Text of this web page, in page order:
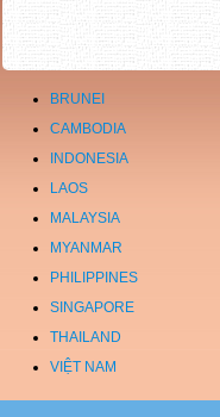
BRUNEI
CAMBODIA
INDONESIA
LAOS
MALAYSIA
MYANMAR
PHILIPPINES
SINGAPORE
THAILAND
VIỆT NAM